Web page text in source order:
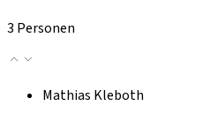
3 Personen
Mathias Kleboth